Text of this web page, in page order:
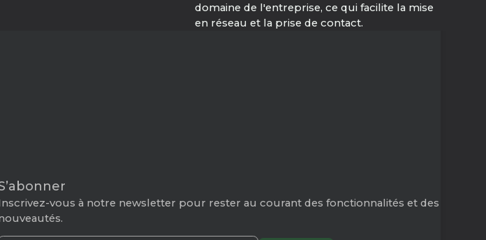
domaine de l'entreprise, ce qui facilite la mise
en réseau et la prise de contact.
vous à notre newsletter pour rester au courant des fonctionnalités et des